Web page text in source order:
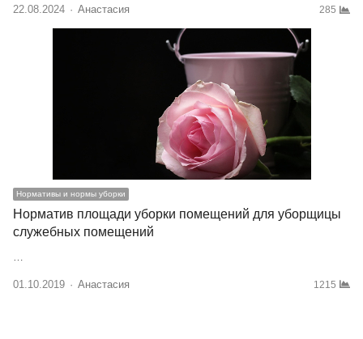
22.08.2024 Author
Анастасия 285
Нормативы и нормы уборки
Норматив площади уборки помещений для уборщицы
служебных помещений
01.10.2019 Author
Анастасия 1215